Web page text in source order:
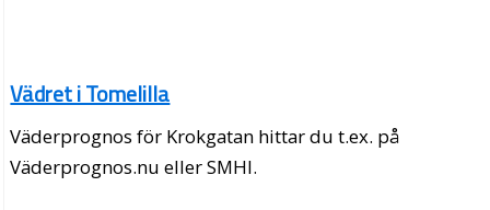
Vädret i Tomelilla
Väderprognos för Krokgatan hittar du t.ex. på
Väderprognos.nu eller SMHI.